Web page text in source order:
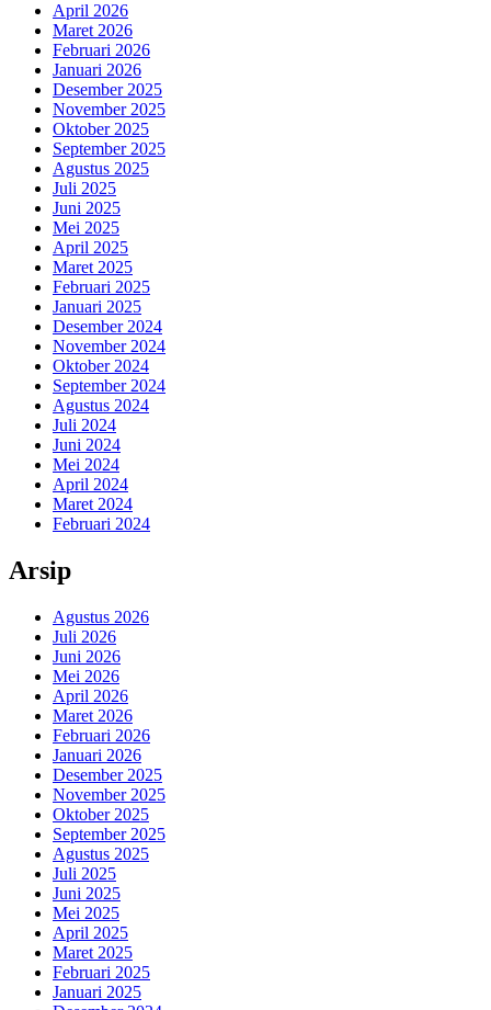
April 2026
Maret 2026
Februari 2026
Januari 2026
Desember 2025
November 2025
Oktober 2025
September 2025
Agustus 2025
Juli 2025
Juni 2025
Mei 2025
April 2025
Maret 2025
Februari 2025
Januari 2025
Desember 2024
November 2024
Oktober 2024
September 2024
Agustus 2024
Juli 2024
Juni 2024
Mei 2024
April 2024
Maret 2024
Februari 2024
Arsip
Agustus 2026
Juli 2026
Juni 2026
Mei 2026
April 2026
Maret 2026
Februari 2026
Januari 2026
Desember 2025
November 2025
Oktober 2025
September 2025
Agustus 2025
Juli 2025
Juni 2025
Mei 2025
April 2025
Maret 2025
Februari 2025
Januari 2025